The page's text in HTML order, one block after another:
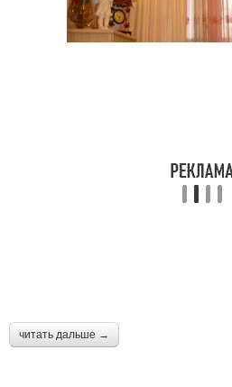
читать дальше →